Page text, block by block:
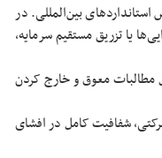
استانداردهای بین‌المللی. در
یا تزریق مستقیم سرمایه،
مطالبات معوق و خارج کردن
شفافیت کامل در افشای